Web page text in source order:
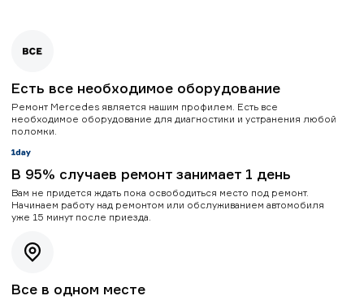
Есть все необходимое оборудование
Ремонт Mercedes является нашим профилем. Есть все
необходимое оборудование для диагностики и устранения любой
поломки.
В 95% случаев ремонт занимает 1 день
Вам не придется ждать пока освободиться место под ремонт.
Начинаем работу над ремонтом или обслуживанием автомобиля
уже 15 минут после приезда.
Все в одном месте